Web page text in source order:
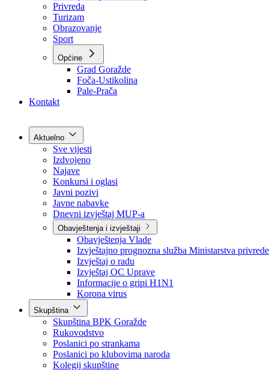
O kantonu
Simboli kantona (Grb, zastava)
Historija (digitalni muzej)
Privreda
Turizam
Obrazovanje
Sport
Općine
Kontakt
Aktuelno
Sve vijesti
Izdvojeno
Najave
Konkursi i oglasi
Javni pozivi
Javne nabavke
Dnevni izvještaj MUP-a
Obavještenja i izvještaji
Obavještenja Vlade
Izvještajno prognozna služba Ministarstva privrede
Izvještaj o radu
Izvještaj OC Uprave
Informacije o gripi H1N1
Korona virus
Skupština
Skupština BPK Goražde
Rukovodstvo